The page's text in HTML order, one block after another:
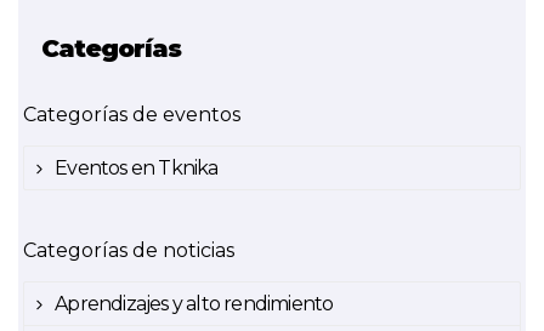
Categorías
Categorías de eventos
Eventos en Tknika
Categorías de noticias
Aprendizajes y alto rendimiento